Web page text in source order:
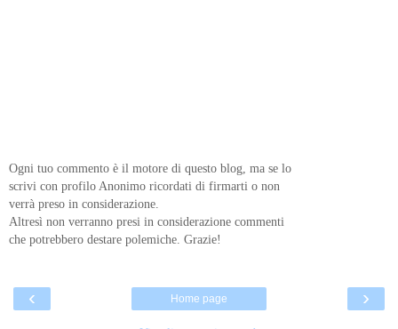
Ogni tuo commento è il motore di questo blog, ma se lo
scrivi con profilo Anonimo ricordati di firmarti o non
verrà preso in considerazione.
Altresì non verranno presi in considerazione commenti
che potrebbero destare polemiche. Grazie!
‹ ›
Home page